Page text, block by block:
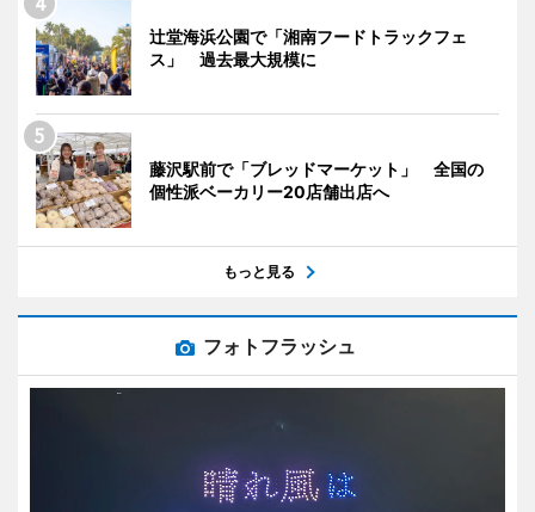
辻堂海浜公園で「湘南フードトラックフェ
ス」 過去最大規模に
藤沢駅前で「ブレッドマーケット」 全国の
個性派ベーカリー20店舗出店へ
もっと見る
フォトフラッシュ